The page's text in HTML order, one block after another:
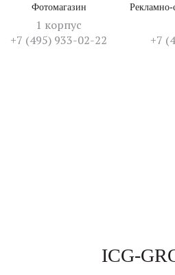
Фотомагазин
1 корпус
+7 (495) 933-02-22
Рекламно-
+7
ICG-